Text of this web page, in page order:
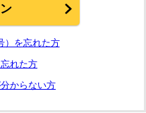
）を忘れた方
れた方
からない方